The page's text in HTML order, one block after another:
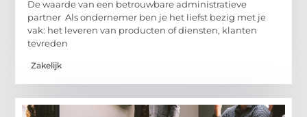
De waarde van een betrouwbare administratieve
partner Als ondernemer ben je het liefst bezig met je
vak: het leveren van producten of diensten, klanten
tevreden
Zakelijk